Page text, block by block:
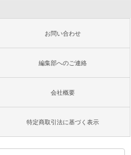
お問い合わせ
編集部へのご連絡
会社概要
特定商取引法に基づく表示